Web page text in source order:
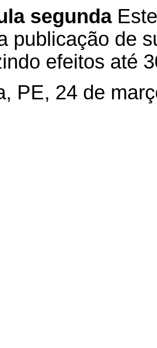
segunda
publicação de
efeitos até
PE, 24 de